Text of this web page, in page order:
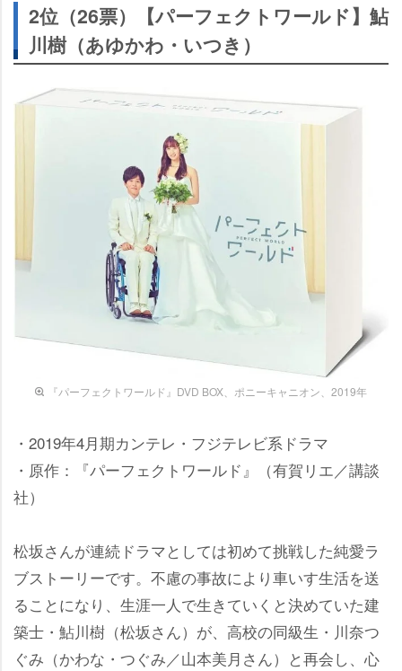
2位（26票）【パーフェクトワールド】鮎
川樹（あゆかわ・いつき）
『パーフェクトワールド』DVD BOX、ポニーキャニオン、2019年
・2019年4月期カンテレ・フジテレビ系ドラマ
・原作：『パーフェクトワールド』（有賀リエ／講談
社）
松坂さんが連続ドラマとしては初めて挑戦した純愛ラ
ブストーリーです。不慮の事故により車いす生活を送
ることになり、生涯一人で生きていくと決めていた建
築士・鮎川樹（松坂さん）が、高校の同級生・川奈つ
ぐみ（かわな・つぐみ／山本美月さん）と再会し、心